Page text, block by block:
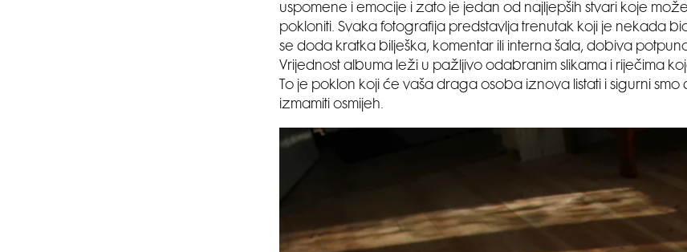
uspomene i emocije i zato je jedan od najljepših stvari koje
pokloniti. Svaka fotografija predstavlja trenutak koji je nekada
se doda kratka bilješka, komentar ili interna šala, dobiva
Vrijednost albuma leži u pažljivo odabranim slikama i riječima
To je poklon koji će vaša draga osoba iznova listati i sigurni smo
izmamiti osmijeh.